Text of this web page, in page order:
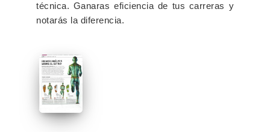
técnica. Ganaras eficiencia de tus carreras y
notarás la diferencia.